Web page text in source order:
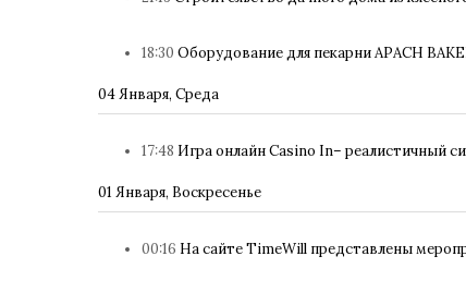
18:30 Оборудование для пекарни APACH
04 Января, Среда
17:48 Игра онлайн Casino In– реалистичный
01 Января, Воскресенье
00:16 На сайте TimeWill представлены